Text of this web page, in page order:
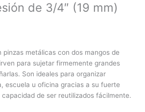
de 3/4″ (19 mm)
pinzas metálicas con dos mangos de
para sujetar firmemente grandes
Son ideales para organizar
escuela u oficina gracias a su fuerte
de ser reutilizados fácilmente.